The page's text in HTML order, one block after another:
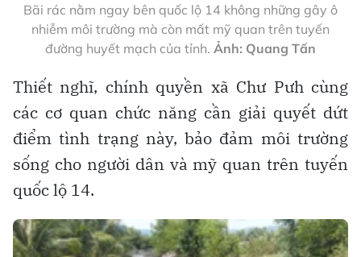
Bãi rác nằm ngay bên quốc lộ 14 không những gây ô
nhiễm môi trường mà còn mất mỹ quan trên tuyến
đường huyết mạch của tỉnh. Ảnh: Quang Tấn
Thiết nghĩ, chính quyền xã Chư Pưh cùng
các cơ quan chức năng cần giải quyết dứt
điểm tình trạng này, bảo đảm môi trường
sống cho người dân và mỹ quan trên tuyến
quốc lộ 14.